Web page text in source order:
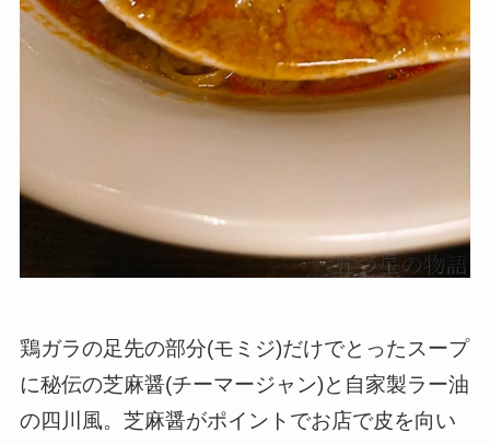
鶏ガラの足先の部分(モミジ)だけでとったスープ
に秘伝の芝麻醤(チーマージャン)と自家製ラー油
の四川風。芝麻醤がポイントでお店で皮を向い